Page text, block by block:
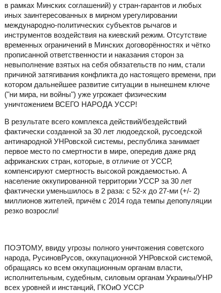
в рамках Минских соглашений) у стран-гарантов и любых
иных заинтересованных в мирном урегулировании
международно-политических субъектов рычагов и
инструментов воздействия на киевский режим. Отсутствие
временных ограничений в Минских договорённостях и чётко
прописанной ответственности и наказания сторон за
невыполнение взятых на себя обязательств по ним, стали
причиной затягивания конфликта до настоящего времени, при
котором дальнейшее развитие ситуации в нынешнем ключе
("ни мира, ни войны") уже угрожает физическим
уничтожением ВСЕГО НАРОДА УССР!
В результате всего комплекса действий/бездействий
фактически созданной за 30 лет людоедской, русоедской
антинародной УНРовской системы, республика занимает
первое место по смертности в мире, опередив даже ряд
африканских стран, которые, в отличие от УССР,
компенсируют смертность высокой рождаемостью. А
население оккупированной территории УССР за 30 лет
фактически уменьшилось в 2 раза: с 52-х до 27-ми (+/- 2)
миллионов жителей, причём с 2014 года темпы депопуляции
резко возросли!
ПОЭТОМУ, ввиду угрозы полного уничтожения советского
народа, РусиновРусов, оккупационной УНРовской системой,
обращаясь ко всем оккупационным органам власти,
исполнительным, судебным, силовым органам Украины/УНР
всех уровней и инстанций, ГКОиО УССР